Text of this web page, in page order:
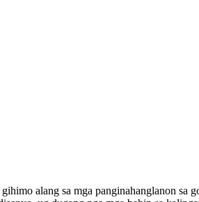
alang sa mga panginahanglanon